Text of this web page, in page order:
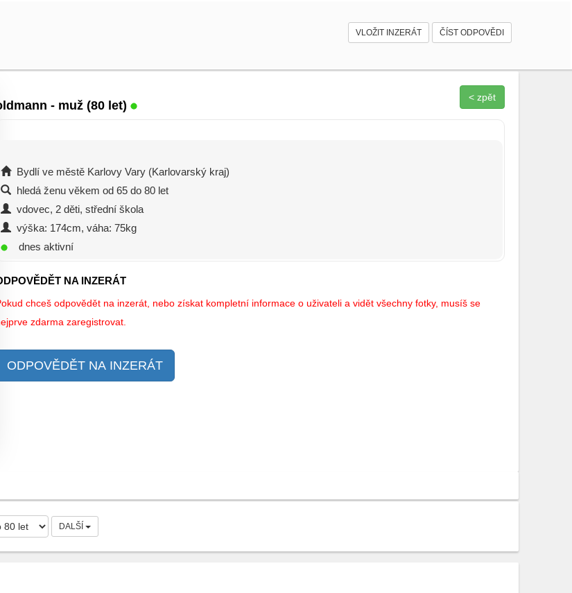
VLOŽIT INZERÁT ČÍST ODPOVĚDI
- muž (80 let)
< zpět
Bydlí ve městě Karlovy Vary (Karlovarský kraj)
hledá ženu věkem od 65 do 80 let
vdovec, 2 děti, střední škola
výška: 174cm, váha: 75kg
dnes aktivní
NA INZERÁT
chceš odpovědět na inzerát, nebo získat kompletní informace o uživateli a vidět všechny fotky, musíš se
zdarma zaregistrovat.
ODPOVĚDĚT NA INZERÁT
DALŠÍ